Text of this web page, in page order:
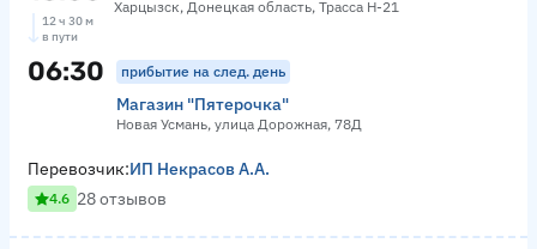
Харцызск, Донецкая область, Трасса Н-21
12 ч 30 м
в пути
06:30 прибытие на след. день
Магазин "Пятерочка"
Новая Усмань, улица Дорожная, 78Д
Перевозчик:ИП Некрасов А.А.
4.6 28 отзывов